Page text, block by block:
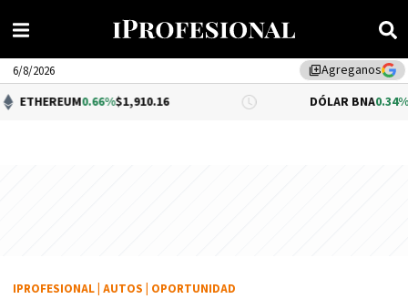
library_addAgreganos
6/8/2026
$1,910.16 DÓLAR BNA 0.34%$1,520.00
IPROFESIONAL AUTOS OPORTUNIDAD